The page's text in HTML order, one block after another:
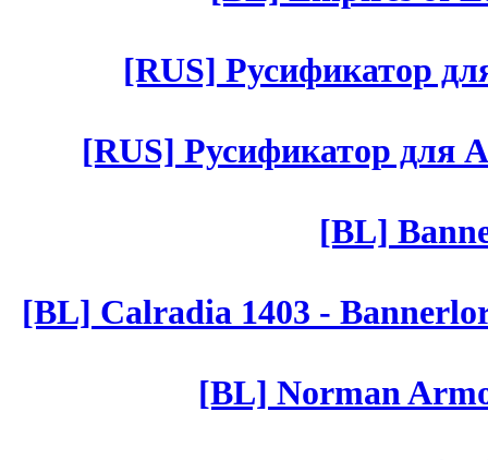
[RUS] Русификатор
[RUS] Русификатор для
[BL]
[BL] Calradia 1403 -
[BL] Norman